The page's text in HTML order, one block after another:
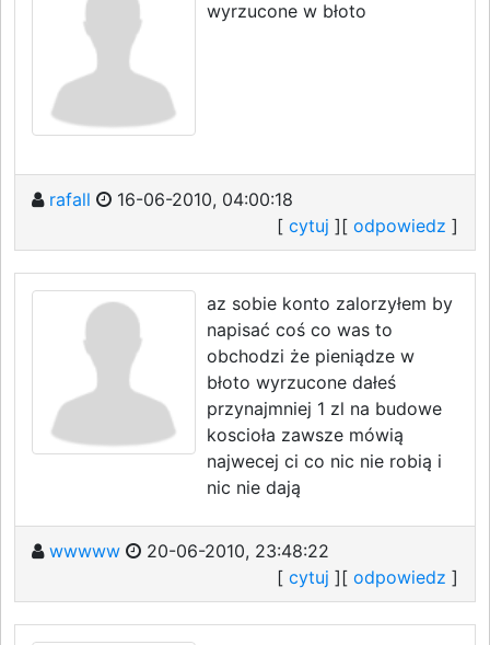
wyrzucone w błoto
rafall
16-06-2010, 04:00:18
[ cytuj ][ odpowiedz ]
az sobie konto zalorzyłem by
napisać coś co was to
obchodzi że pieniądze w
błoto wyrzucone dałeś
przynajmniej 1 zl na budowe
koscioła zawsze mówią
najwecej ci co nic nie robią i
nic nie dają
wwwww
20-06-2010, 23:48:22
[ cytuj ][ odpowiedz ]